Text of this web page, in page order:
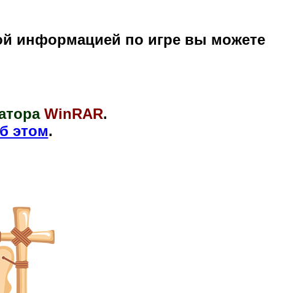
информацией по игре вы можете
WinRAR.
этом.